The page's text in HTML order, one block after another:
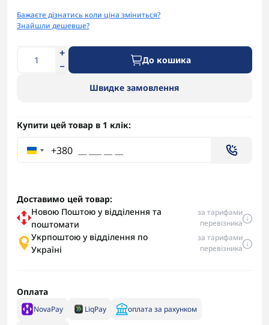
Бажаєте дізнатись коли ціна зміниться?
Знайшли дешевше?
До кошика
Швидке замовлення
Купити цей товар в 1 клік:
+380
Доставимо цей товар:
Новою Поштою у відділення та
поштомати
за тарифами
перевізника
Укрпоштою у відділення по
Україні
за тарифами
перевізника
Оплата
NovaPay LiqPay оплата за рахунком